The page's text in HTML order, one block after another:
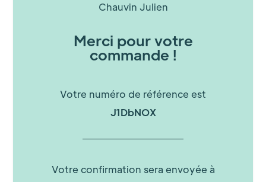
Chauvin Julien
Merci pour votre
commande !
Votre numéro de référence est
J1DbNOX
Votre confirmation sera envoyée à